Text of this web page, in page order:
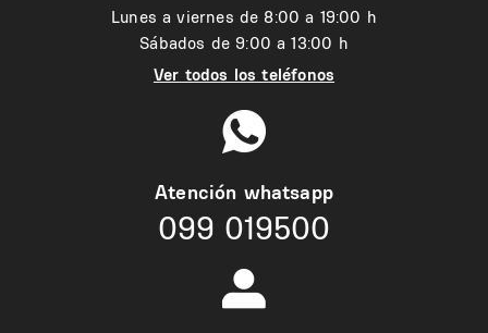
Lunes a viernes de 8:00 a 19:00 h
Sábados de 9:00 a 13:00 h
Ver todos los teléfonos
Atención whatsapp
099 019500